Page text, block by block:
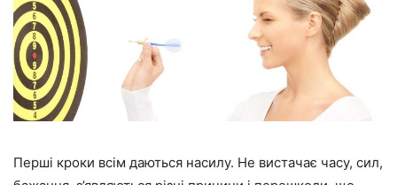
Перші кроки всім даються насилу. Не вистачає часу, сил,